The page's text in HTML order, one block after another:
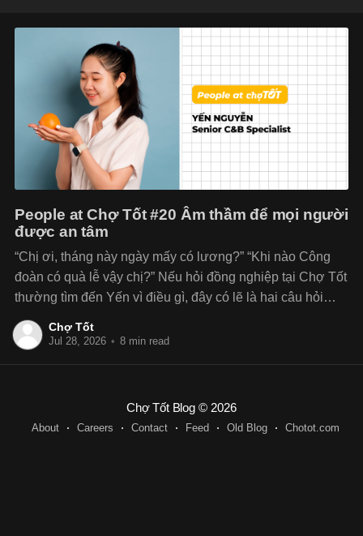
People at Chợ Tốt #20 Âm thầm để mọi người
được an tâm
“Chị ơi, tháng này ngày mấy có lương?” “Khi nào Công
đoàn có quà lễ vậy chị?” Nếu hỏi đồng nghiệp tại Chợ Tốt
thường tìm đến Yến vì điều gì, đây có lẽ là hai câu hỏi
quen thuộc nhất. Với vai trò Senior C&B Specialist và
Chợ Tốt
Jul 28, 2026 • 8 min read
Chợ Tốt Blog© 2026
About Careers Contact Feed Old Blog Chotot.com